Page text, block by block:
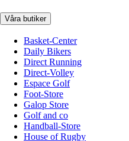
Våra butiker
Basket-Center
Daily Bikers
Direct Running
Direct-Volley
Espace Golf
Foot-Store
Galop Store
Golf and co
Handball-Store
House of Rugby